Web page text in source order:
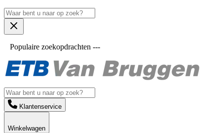
Populaire zoekopdrachten ---
Klantenservice
Winkelwagen